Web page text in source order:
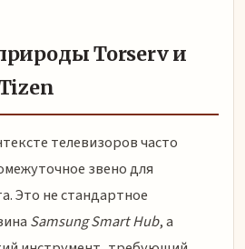
Torserv и
телевизоров часто
звено для
Это не стандартное
Samsung Smart Hub, а